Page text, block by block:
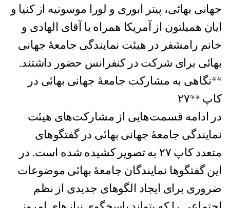
جهانی بهائی، پیتر ابوری و لورا موسونیه از کنیا و
ایان همیلتون از آمریکا همراه با آقای الهادی و
خانم رامشفر در هیئت نمایندگی جامعهٔ جهانی
بهائی برای شرکت در کنفرانس حضور داشتند.
**نگاهی به مشارکت جامعهٔ جهانی بهائی در
کاپ **۲۷
در ادامه قسمت‌هایی از مشارکت‌های هیئت
نمایندگی جامعهٔ جهانی بهائی در گفتگو‌های
متعدد کاپ ۲۷ به تصویر کشیده شده است. در
این گفتگو‌ها نمایندگان جامعهٔ بهائی موضوعات
ضروری برای ایجاد الگو‌های جدیدی از نظم